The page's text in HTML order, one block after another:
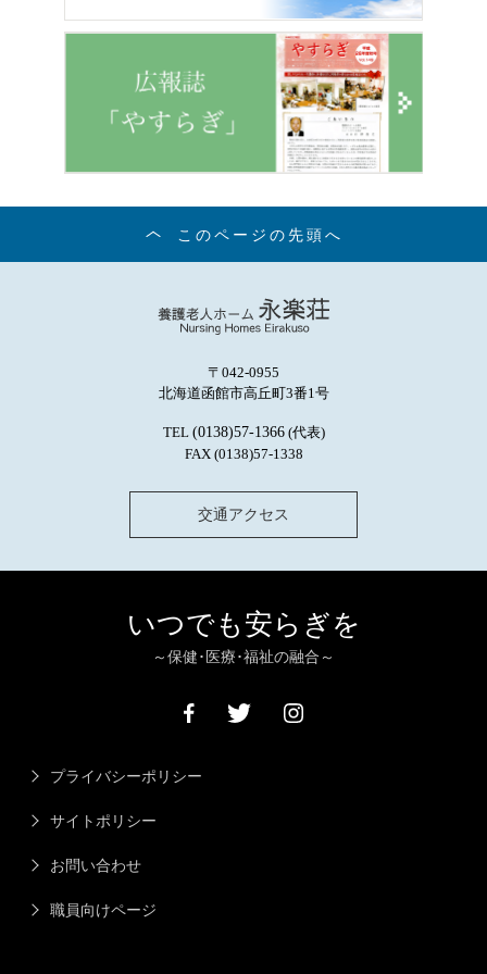
このページの先頭へ
〒042-0955
北海道函館市高丘町3番1号
TEL (0138)57-1366 (代表)
FAX (0138)57-1338
交通アクセス
いつでも安らぎを
～保健･医療･福祉の融合～
プライバシーポリシー
サイトポリシー
お問い合わせ
職員向けページ